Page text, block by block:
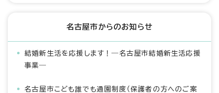
名古屋市からのお知らせ
結婚新生活を応援します！―名古屋市結婚新生活応援
事業―
名古屋市こども誰でも通園制度（保護者の方へのご案